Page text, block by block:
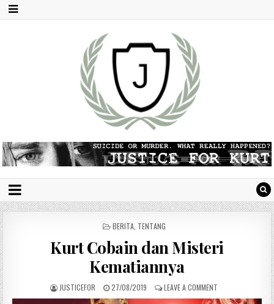
P
S
T
E
I
N
BERITA, TENTANG
Kurt Cobain dan Misteri
Kematiannya
JUSTICEFOR 27/08/2019 LEAVE A COMMENT